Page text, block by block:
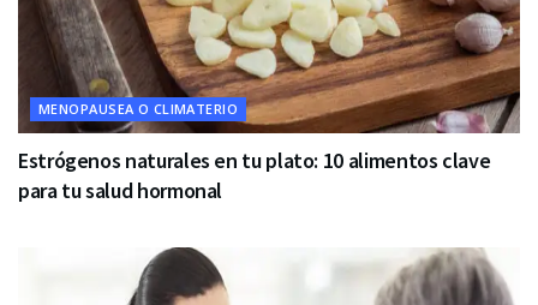
MENOPAUSEA O CLIMATERIO
Estrógenos naturales en tu plato: 10 alimentos clave
para tu salud hormonal